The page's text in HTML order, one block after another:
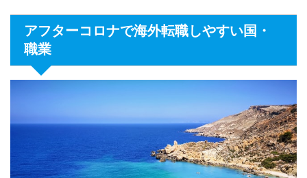
アフターコロナで海外転職しやすい国・
職業